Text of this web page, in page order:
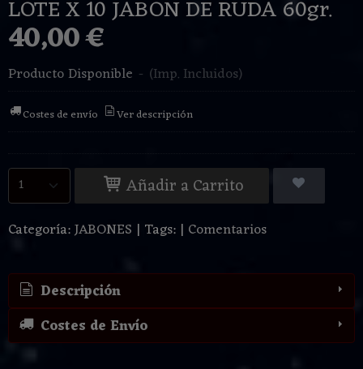
LOTE X 10 JABON DE RUDA 60gr.
40,00 €
Producto Disponible - (Imp. Incluidos)
Costes de envío Ver descripción
Añadir a Carrito
Categoría:JABONES | Tags: | Comentarios
Descripción
Costes de Envío